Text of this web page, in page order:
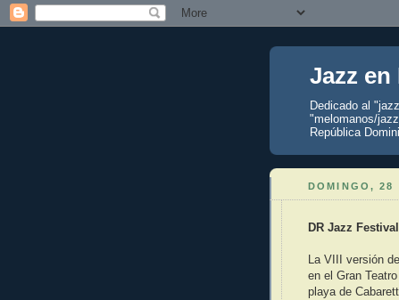
Jazz
Dedicado al
"melomanos/
República
DOMINGO, 28
DR Jazz
La VIII versión
en el Gran
playa de